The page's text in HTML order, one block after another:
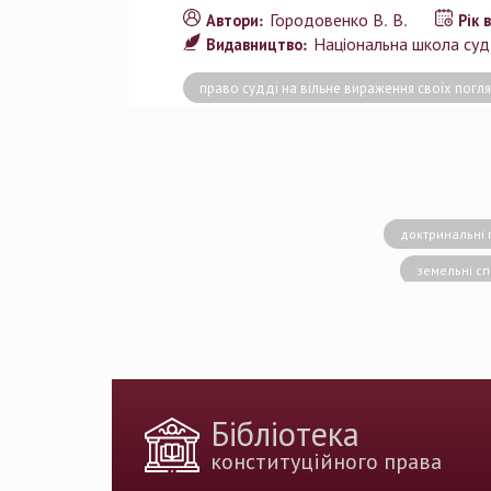
Автори: Городовенко В. В. Рік
Видавництво: Національна школа
право судді на вільне вираження своїх
доктринальні
земельні
Голова
Бібліотека
конституційного права